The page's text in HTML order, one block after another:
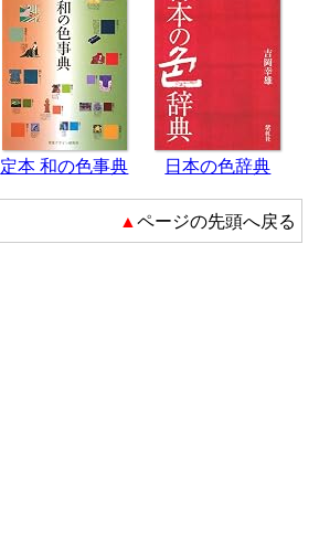
定本 和の色事典 日本の色辞典
▲ページの先頭へ戻る